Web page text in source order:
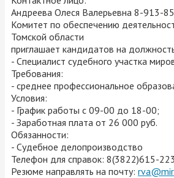
Андреева Олеся Валерьевна 8-913-
Комитет по обеспечению
Томской области
приглашает кандидатов на
- Специалист судебного участка
Требования:
- среднее профессиональное
Условия:
- График работы с 09-00 до 18-00;
- Заработная плата от 26 000 руб.
Обязанности:
- Судебное делопроизводство
Телефон для справок: 8(3822)615-223,
Резюме направлять на почту: